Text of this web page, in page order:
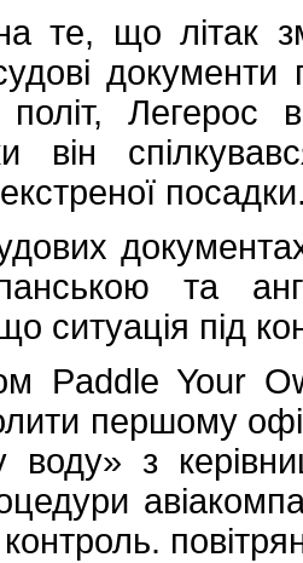
те, що літак
політ, Легерос
він
та
ситуація під
Paddle
першому
воду» з